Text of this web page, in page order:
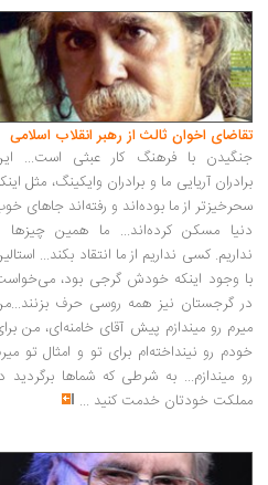
تقاضای اخوان ثالث از رهبر انقلاب اسلامی
جنگیدن با فرهنگ کار عبثی است...
برادران آریایی ما و برادران وایکینگ، مثل
سحرخیزتر از ما بوده‌اند و رفته‌اند جاهای
دنیا مسکن کرده‌اند... ما همین چیزها
نداریم. کسی نداریم از ما انتقاد بکند...
با وجود اینکه خودش گرجی بود،
در گرجستان نیز همه روسی حرف
میرم رو میندازم پیش آقای خامنه‌ای، من
خودم رو نینداخته‌ام برای تو و امثال تو
رو میندازم... به شرطی که شماها برگردید
مملکت خودتان خدمت کنید ...